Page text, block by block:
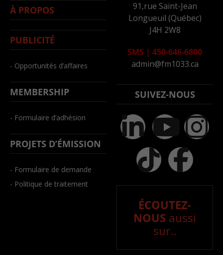
À PROPOS
PUBLICITÉ
- Opportunités d’affaires
MEMBERSHIP
- Formulaire d’adhésion
PROJETS D’ÉMISSION
- Formulaire de demande
- Politique de traitement
91,rue Saint-Jean
Longueuil (Québec)
J4H 2W8
SMS | 450-646-6800
admin@fm1033.ca
SUIVEZ-NOUS
ÉCOUTEZ-
NOUS aussi
sur..